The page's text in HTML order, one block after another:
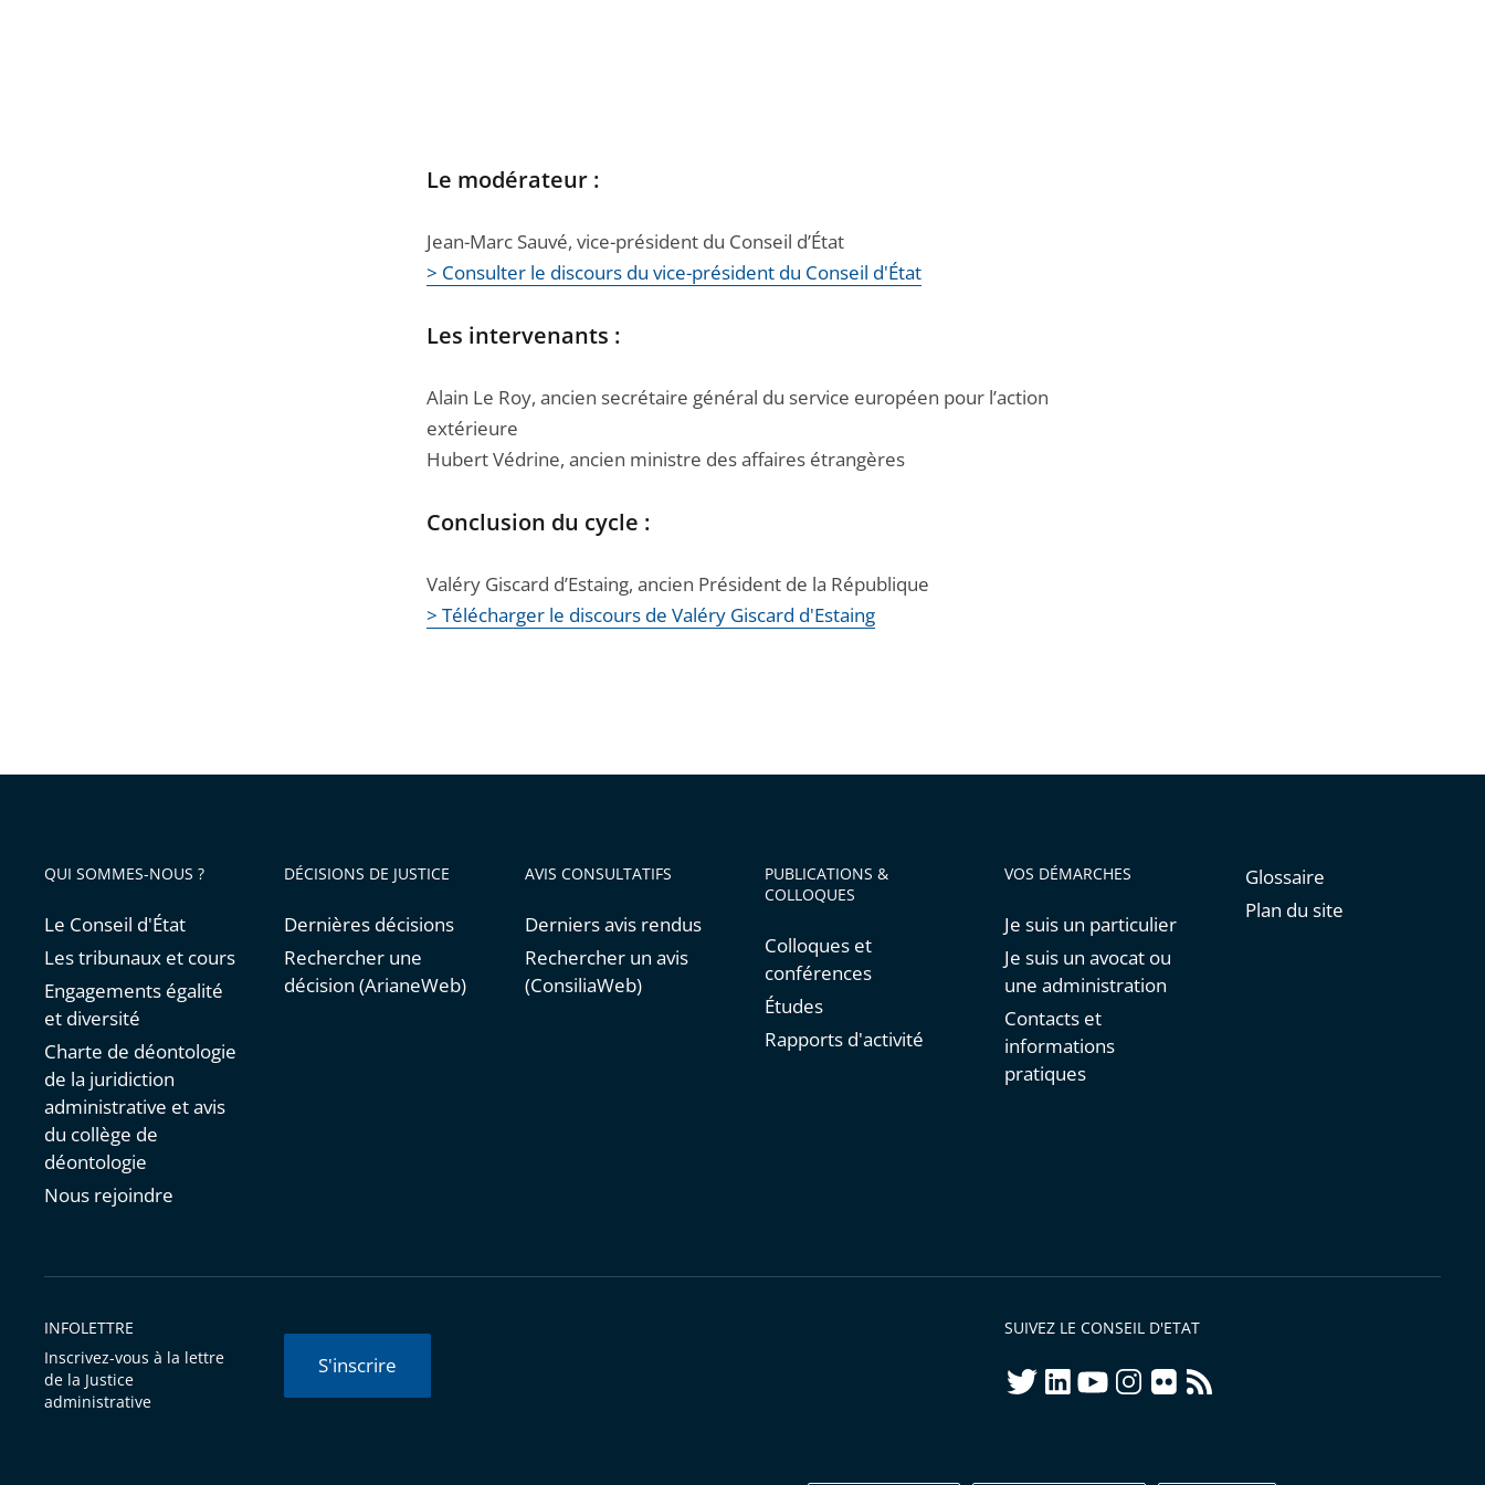
Le modérateur :
Jean-Marc Sauvé, vice-président du Conseil d’État
> Consulter le discours du vice-président du Conseil d'État
Les intervenants :
Alain Le Roy, ancien secrétaire général du service européen pour l’action
extérieure
Hubert Védrine, ancien ministre des affaires étrangères
Conclusion du cycle :
Valéry Giscard d’Estaing, ancien Président de la République
> Télécharger le discours de Valéry Giscard d'Estaing
QUI SOMMES-NOUS ?
Le Conseil d'État
Les tribunaux et cours
Engagements égalité
et diversité
Charte de déontologie
de la juridiction
administrative et avis
du collège de
déontologie
Nous rejoindre
DÉCISIONS DE JUSTICE
Dernières décisions
Rechercher une
décision (ArianeWeb)
AVIS CONSULTATIFS
Derniers avis rendus
Rechercher un avis
(ConsiliaWeb)
PUBLICATIONS &
COLLOQUES
Colloques et
conférences
Études
Rapports d'activité
VOS DÉMARCHES
Je suis un particulier
Je suis un avocat ou
une administration
Contacts et
informations
pratiques
Glossaire
Plan du site
INFOLETTRE
Inscrivez-vous à la lettre
de la Justice
administrative
S'inscrire
SUIVEZ LE CONSEIL D'ETAT
twitterlinkedInyoutubeinstagram
flickrrss